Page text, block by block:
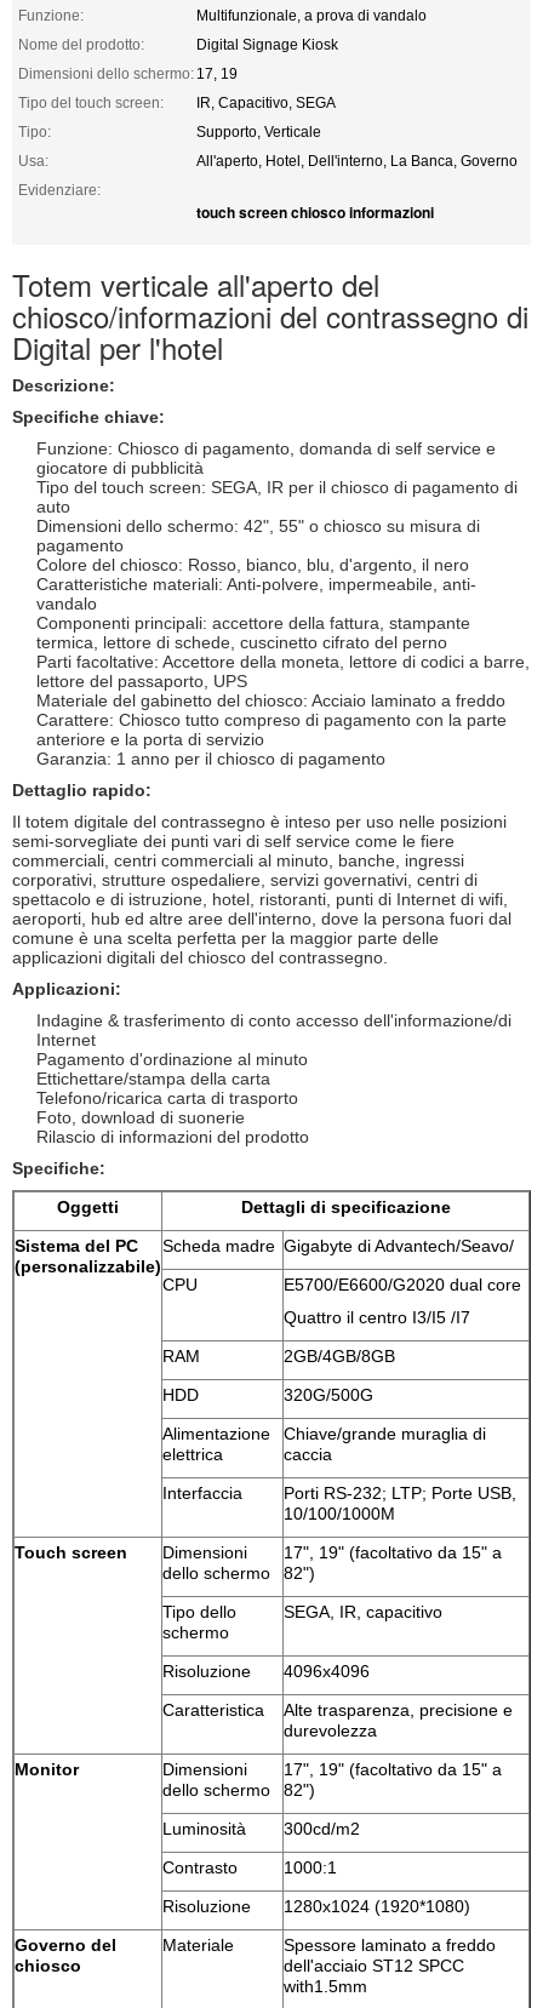
Funzione:
Multifunzionale, a prova di vandalo
Nome del prodotto:
Digital Signage Kiosk
Dimensioni dello schermo: 17, 19
Tipo del touch screen:
IR, Capacitivo, SEGA
Tipo:
Supporto, Verticale
Usa:
All'aperto, Hotel, Dell'interno, La Banca, Governo
Evidenziare:
touch screen chiosco informazioni
Totem verticale all'aperto del
chiosco/informazioni del contrassegno di
Digital per l'hotel
Descrizione:
Specifiche chiave:
Funzione: Chiosco di pagamento, domanda di self service e
giocatore di pubblicità
Tipo del touch screen: SEGA, IR per il chiosco di pagamento di
auto
Dimensioni dello schermo: 42", 55" o chiosco su misura di
pagamento
Colore del chiosco: Rosso, bianco, blu, d'argento, il nero
Caratteristiche materiali: Anti-polvere, impermeabile, anti-
vandalo
Componenti principali: accettore della fattura, stampante
termica, lettore di schede, cuscinetto cifrato del perno
Parti facoltative: Accettore della moneta, lettore di codici a barre,
lettore del passaporto, UPS
Materiale del gabinetto del chiosco: Acciaio laminato a freddo
Carattere: Chiosco tutto compreso di pagamento con la parte
anteriore e la porta di servizio
Garanzia: 1 anno per il chiosco di pagamento
Dettaglio rapido:
Il totem digitale del contrassegno è inteso per uso nelle posizioni
semi-sorvegliate dei punti vari di self service come le fiere
commerciali, centri commerciali al minuto, banche, ingressi
corporativi, strutture ospedaliere, servizi governativi, centri di
spettacolo e di istruzione, hotel, ristoranti, punti di Internet di wifi,
aeroporti, hub ed altre aree dell'interno, dove la persona fuori dal
comune è una scelta perfetta per la maggior parte delle
applicazioni digitali del chiosco del contrassegno.
Applicazioni:
Indagine & trasferimento di conto accesso dell'informazione/di
Internet
Pagamento d'ordinazione al minuto
Ettichettare/stampa della carta
Telefono/ricarica carta di trasporto
Foto, download di suonerie
Rilascio di informazioni del prodotto
Specifiche:
Oggetti
Dettagli di specificazione
Sistema del PC
(personalizzabile)
Scheda madre Gigabyte di Advantech/Seavo/
CPU
E5700/E6600/G2020 dual core
Quattro il centro I3/I5 /I7
RAM
2GB/4GB/8GB
HDD
320G/500G
Alimentazione
elettrica
Chiave/grande muraglia di
caccia
Interfaccia
Porti RS-232; LTP; Porte USB,
10/100/1000M
Touch screen
Dimensioni
dello schermo
17", 19" (facoltativo da 15" a
82")
Tipo dello
schermo
SEGA, IR, capacitivo
Risoluzione
4096x4096
Caratteristica
Alte trasparenza, precisione e
durevolezza
Monitor
Dimensioni
dello schermo
17", 19" (facoltativo da 15" a
82")
Luminosità
300cd/m2
Contrasto
1000:1
Risoluzione
1280x1024 (1920*1080)
Governo del
chiosco
Materiale
Spessore laminato a freddo
dell'acciaio ST12 SPCC
with1.5mm